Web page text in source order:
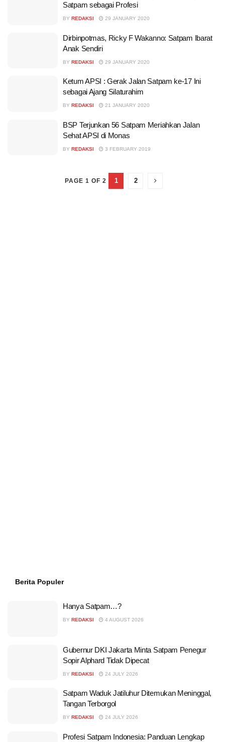
Satpam sebagai Profesi
BY REDAKSI 29 JANUARY 2020
Dirbinpotmas, Ricky F Wakanno: Satpam Ibarat
Anak Sendiri
BY REDAKSI 29 JANUARY 2020
Ketum APSI : Gerak Jalan Satpam ke-17 Ini
sebagai Ajang Silaturahim
BY REDAKSI 21 JANUARY 2020
BSP Terjunkan 56 Satpam Meriahkan Jalan
Sehat APSI di Monas
BY REDAKSI 3 FEBRUARY 2019
PAGE 1 OF 2 1 2
Berita Populer
Hanya Satpam…?
BY REDAKSI 4 AUGUST 2026
Gubernur DKI Jakarta Minta Satpam Penegur
Sopir Alphard Tidak Dipecat
BY REDAKSI 24 JULY 2026
Satpam Waduk Jatiluhur Ditemukan Meninggal,
Tangan Terborgol
BY REDAKSI 24 JULY 2026
Profesi Satpam Indonesia: Panduan Lengkap